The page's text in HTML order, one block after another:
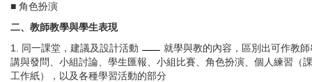
■ 角色扮演
二、教師教學與學生表現
1. 同一課堂，建議及設計活動
就學與教的內容，區別出可作教師
講與發問、小組討論、學生匯報、小組比賽、角色扮演、個人練習（
工作紙），以及各種學習活動的部分